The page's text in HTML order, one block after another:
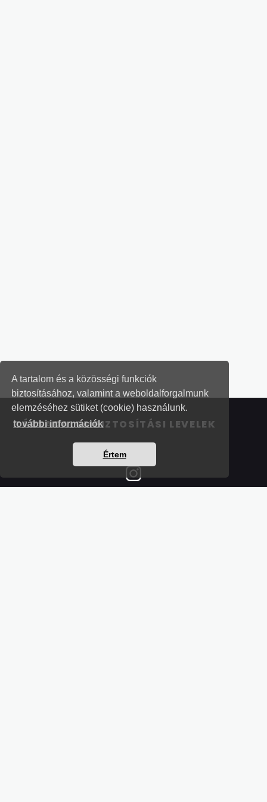
A tartalom és a közösségi funkciók
biztosításához, valamint a weboldalforgalmunk
elemzéséhez sütiket (cookie) használunk.
további információk
Értem
TÁRSADALOMBIZTOSÍTÁSI LEVELEK